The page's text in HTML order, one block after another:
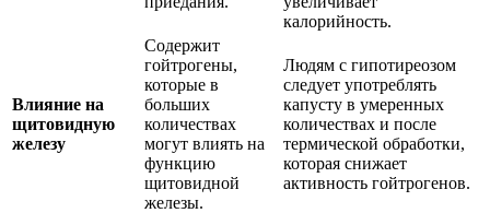
калорийность.
Влияние на
щитовидную
железу
Содержит
гойтрогены,
которые в
больших
количествах
могут влиять на
функцию
щитовидной
железы.
Людям с гипотиреозом
следует употреблять
капусту в умеренных
количествах и после
термической обработки,
которая снижает
активность гойтрогенов.